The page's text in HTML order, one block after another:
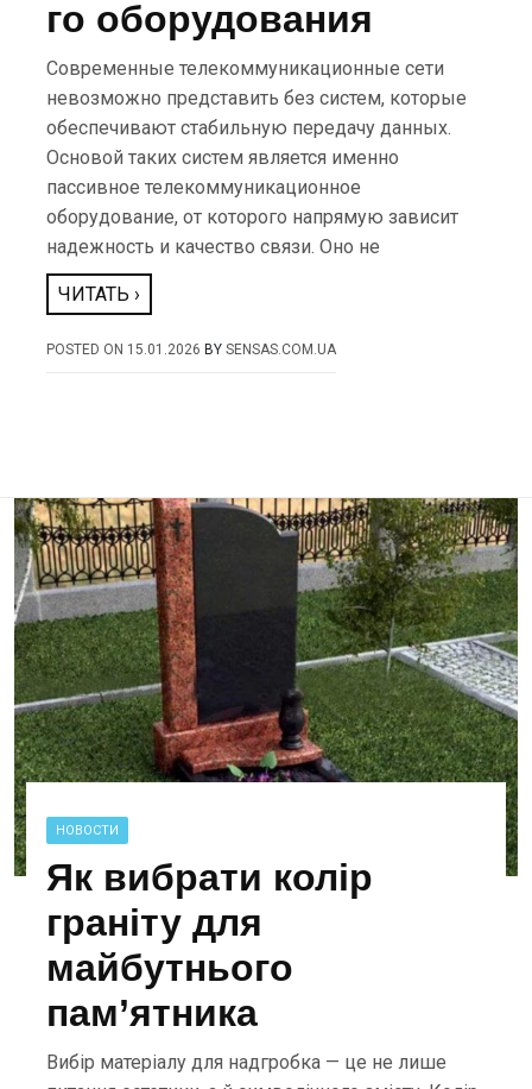
го оборудования
Современные телекоммуникационные сети
невозможно представить без систем, которые
обеспечивают стабильную передачу данных.
Основой таких систем является именно
пассивное телекоммуникационное
оборудование, от которого напрямую зависит
надежность и качество связи. Оно не
ЧИТАТЬ ›
POSTED ON 15.01.2026 BYSENSAS.COM.UA
НОВОСТИ
Як вибрати колір
граніту для
майбутнього
пам’ятника
Вибір матеріалу для надгробка — це не лише